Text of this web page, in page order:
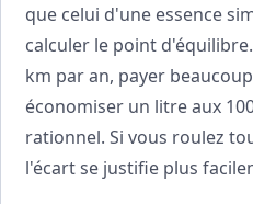
que celui d'une essence
calculer le point
km par an, payer
économiser un litre aux
rationnel. Si vous roulez
l'écart se justifie plus